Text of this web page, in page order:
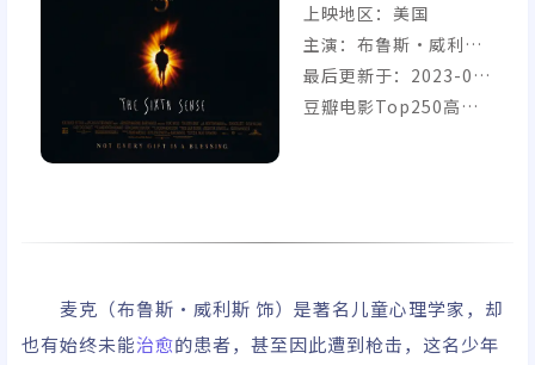
上映地区：美国
主演：布鲁斯·威利斯,
海利·乔·奥斯蒙, 托妮
·科莱特, 奥莉维亚·威
最后更新于：2023-04-
11
豆瓣电影Top250高分
麦克（布鲁斯·威利斯 饰）是著名儿童心理学家，却
也有始终未能治愈的患者，甚至因此遭到枪击，这名少年